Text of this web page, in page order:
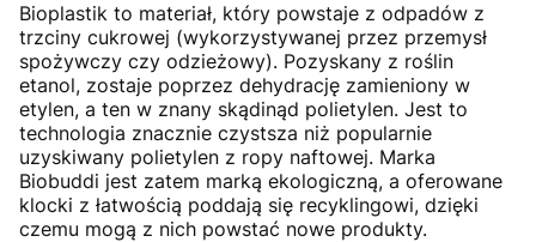
Bioplastik to materiał, który powstaje z odpadów z
trzciny cukrowej (wykorzystywanej przez przemysł
spożywczy czy odzieżowy). Pozyskany z roślin
etanol, zostaje poprzez dehydrację zamieniony w
etylen, a ten w znany skądinąd polietylen. Jest to
technologia znacznie czystsza niż popularnie
uzyskiwany polietylen z ropy naftowej. Marka
Biobuddi jest zatem marką ekologiczną, a oferowane
klocki z łatwością poddają się recyklingowi, dzięki
czemu mogą z nich powstać nowe produkty.